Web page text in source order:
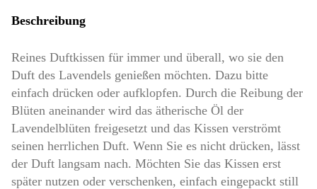
Beschreibung
Reines Duftkissen für immer und überall, wo sie den
Duft des Lavendels genießen möchten. Dazu bitte
einfach drücken oder aufklopfen. Durch die Reibung der
Blüten aneinander wird das ätherische Öl der
Lavendelblüten freigesetzt und das Kissen verströmt
seinen herrlichen Duft. Wenn Sie es nicht drücken, lässt
der Duft langsam nach. Möchten Sie das Kissen erst
später nutzen oder verschenken, einfach eingepackt still